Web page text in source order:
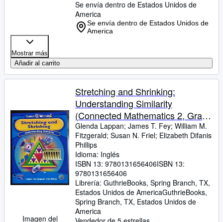
Se envía dentro de Estados Unidos de
America
Se envía dentro de Estados Unidos de
America
Mostrar más
Añadir al carrito
Imagen del
Stretching and Shrinking:
Understanding Similarity
(Connected Mathematics 2, Grade
7)
Glenda Lappan; James T. Fey; William M.
Fitzgerald; Susan N. Friel; Elizabeth Difanis
Phillips
Idioma: Inglés
ISBN 13: 9780131656406ISBN 13:
9780131656406
Librería: GuthrieBooks, Spring Branch, TX,
Estados Unidos de AmericaGuthrieBooks,
Spring Branch, TX, Estados Unidos de
America